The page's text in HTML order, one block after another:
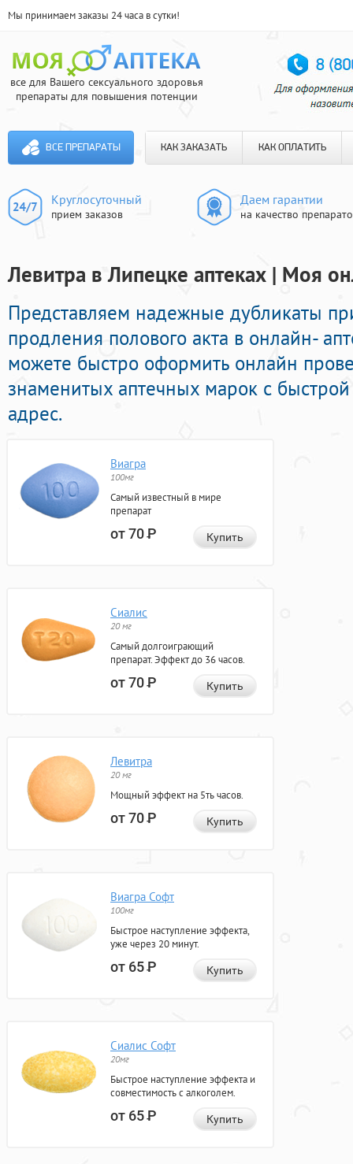
Мы принимаем заказы 24 часа в сутки!
все для Вашего сексуального здоровья
препараты для повышения потенции
ВСЕ ПРЕПАРАТЫ КАК ЗАКАЗАТЬ КАК ОПЛАТИТЬ
Круглосуточный
прием заказов
Даем гарантии
на качество
Левитра в Липецке аптеках | Моя
Представляем надежные дубликаты
продления полового акта в онлайн-
можете быстро оформить онлайн
знаменитых аптечных марок с
адрес.
Виагра
100мг
Самый известный в мире
препарат
от 70Р Купить
Сиалис
20 мг
Самый долгоиграющий
препарат. Эффект до 36 часов.
от 70Р Купить
Левитра
20 мг
Мощный эффект на 5ть часов.
от 70Р Купить
Виагра Софт
100мг
Быстрое наступление эффекта,
уже через 20 минут.
от 65Р Купить
Сиалис Софт
20мг
Быстрое наступление эффекта и
совместимость с алкоголем.
от 65Р Купить